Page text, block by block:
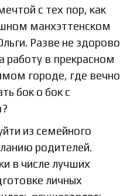
с тех пор, как
манхэттенском
Разве не здорово
работу в прекрасном
городе, где вечно
бок о бок с
из семейного
родителей.
в числе лучших
личных